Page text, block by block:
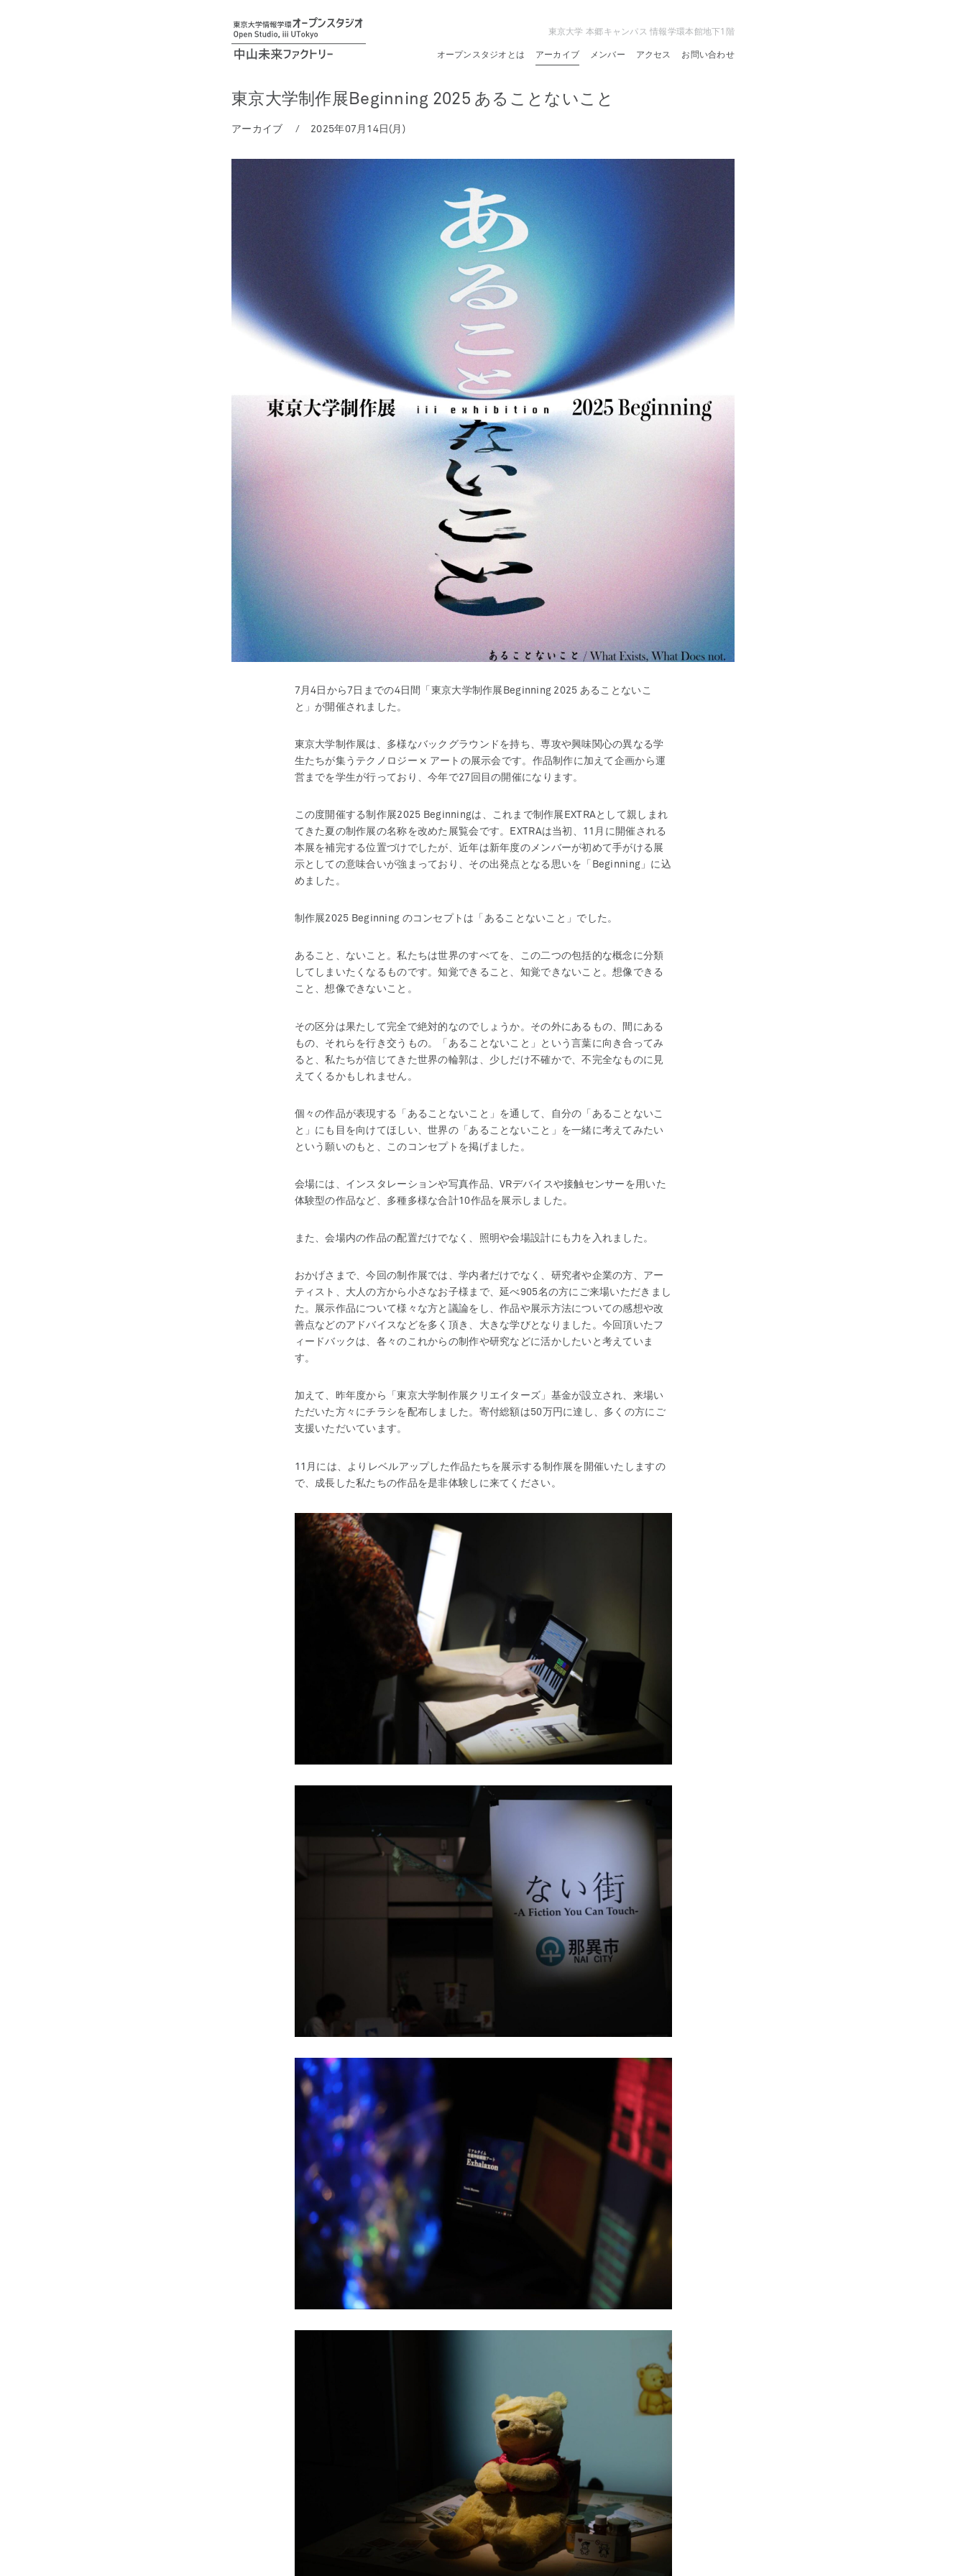
東京大学 本郷キャンパス 情報学環本館地下1階
オープンスタジオとは アーカイブ メンバー アクセス お問い合わせ
東京大学制作展Beginning 2025 あることないこと
アーカイブ 2025年07月14日(月)
7月4日から7日までの4日間「東京大学制作展Beginning 2025 あることないこ
と」が開催されました。
東京大学制作展は、多様なバックグラウンドを持ち、専攻や興味関心の異なる学
生たちが集うテクノロジー × アートの展示会です。作品制作に加えて企画から運
営までを学生が行っており、今年で27回目の開催になります。
この度開催する制作展2025 Beginningは、これまで制作展EXTRAとして親しまれ
てきた夏の制作展の名称を改めた展覧会です。EXTRAは当初、11月に開催される
本展を補完する位置づけでしたが、近年は新年度のメンバーが初めて手がける展
示としての意味合いが強まっており、その出発点となる思いを「Beginning」に込
めました。
制作展2025 Beginning のコンセプトは「あることないこと」でした。
あること、ないこと。私たちは世界のすべてを、この二つの包括的な概念に分類
してしまいたくなるものです。知覚できること、知覚できないこと。想像できる
こと、想像できないこと。
その区分は果たして完全で絶対的なのでしょうか。その外にあるもの、間にある
もの、それらを行き交うもの。「あることないこと」という言葉に向き合ってみ
ると、私たちが信じてきた世界の輪郭は、少しだけ不確かで、不完全なものに見
えてくるかもしれません。
個々の作品が表現する「あることないこと」を通して、自分の「あることないこ
と」にも目を向けてほしい、世界の「あることないこと」を一緒に考えてみたい
という願いのもと、このコンセプトを掲げました。
会場には、インスタレーションや写真作品、VRデバイスや接触センサーを用いた
体験型の作品など、多種多様な合計10作品を展示しました。
また、会場内の作品の配置だけでなく、照明や会場設計にも力を入れました。
おかげさまで、今回の制作展では、学内者だけでなく、研究者や企業の方、アー
ティスト、大人の方から小さなお子様まで、延べ905名の方にご来場いただきまし
た。展示作品について様々な方と議論をし、作品や展示方法についての感想や改
善点などのアドバイスなどを多く頂き、大きな学びとなりました。今回頂いたフ
ィードバックは、各々のこれからの制作や研究などに活かしたいと考えていま
す。
加えて、昨年度から「東京大学制作展クリエイターズ」基金が設立され、来場い
ただいた方々にチラシを配布しました。寄付総額は50万円に達し、多くの方にご
支援いただいています。
11月には、よりレベルアップした作品たちを展示する制作展を開催いたしますの
で、成長した私たちの作品を是非体験しに来てください。